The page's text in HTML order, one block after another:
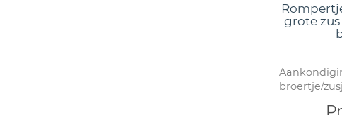
grote
broertje/